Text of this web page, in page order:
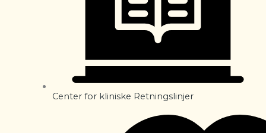
Center for kliniske Retningslinjer